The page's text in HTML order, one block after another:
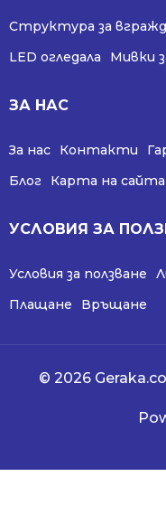
Структура за
LED огледала
Мивки
ЗА НАС
За нас Контакти
Блог
Карта на сайта
УСЛОВИЯ ЗА
Условия за ползване
Плащане
Връщане
© 2026